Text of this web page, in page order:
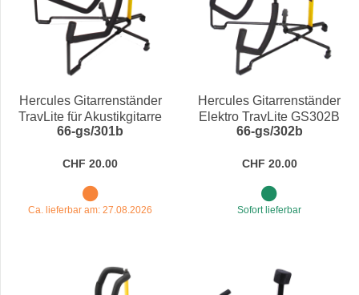
Hercules Gitarrenständer
TravLite für Akustikgitarre
GS301B
66-gs/301b
CHF 20.00
Ca. lieferbar am: 27.08.2026
Hercules Gitarrenständer
Elektro TravLite GS302B
66-gs/302b
CHF 20.00
Sofort lieferbar